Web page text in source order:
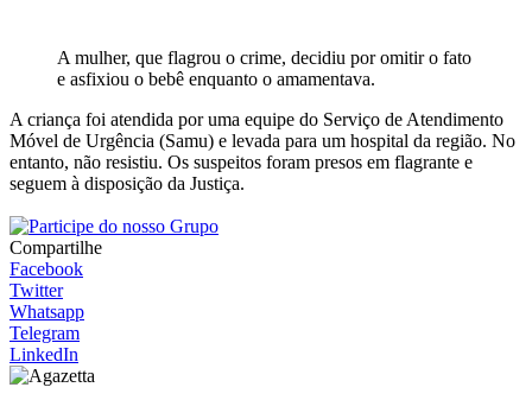
A mulher, que flagrou o crime, decidiu por omitir o fato
e asfixiou o bebê enquanto o amamentava.
A criança foi atendida por uma equipe do Serviço de Atendimento
Móvel de Urgência (Samu) e levada para um hospital da região. No
entanto, não resistiu. Os suspeitos foram presos em flagrante e
seguem à disposição da Justiça.
Compartilhe
Facebook
Twitter
Whatsapp
Telegram
LinkedIn